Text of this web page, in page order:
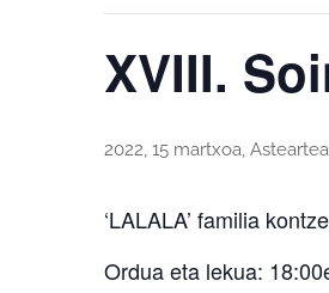
XVIII.
2022, 15 martxoa,
‘LALALA’ familia
Ordua eta lekua: